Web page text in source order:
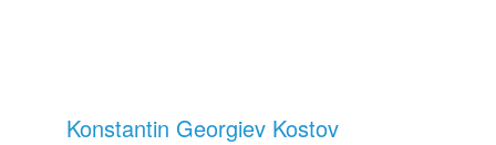
Konstantin Georgiev Kostov